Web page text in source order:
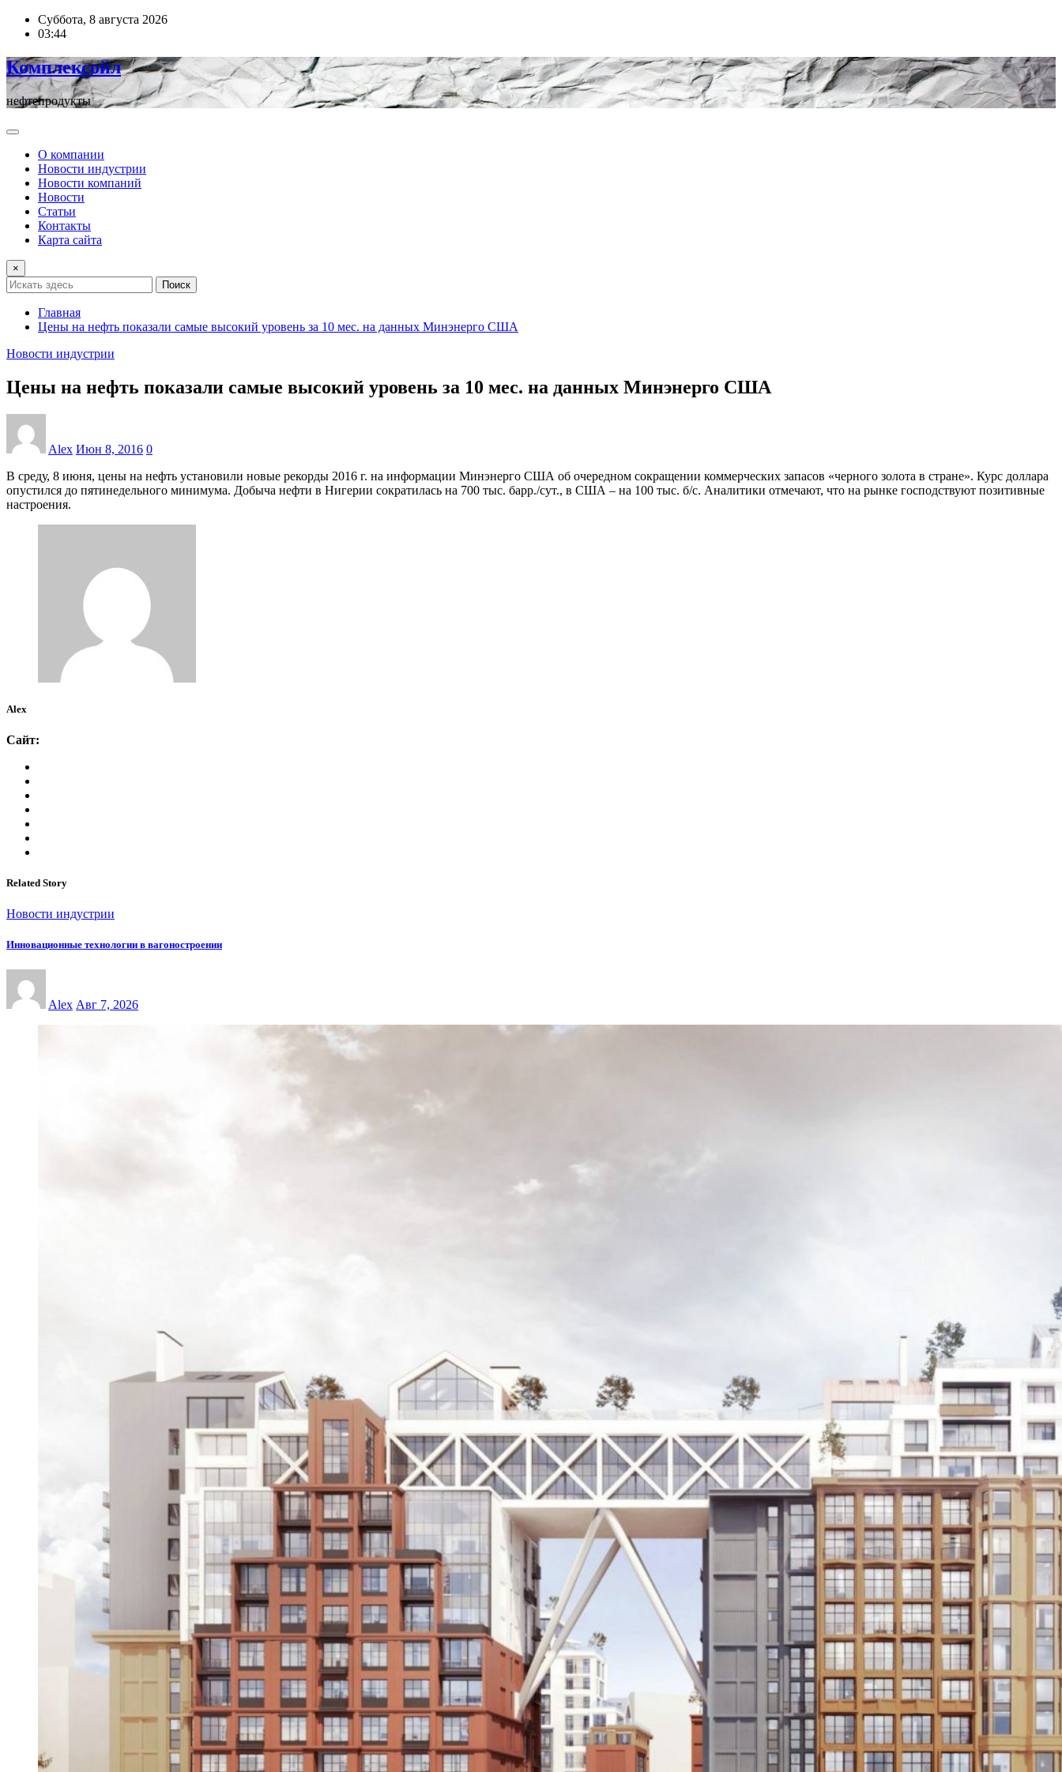
ПерейтиСуббота, 8 августа 2026
03:44
Комплексойл
нефтепродукты
О компании
Новости индустрии
Новости компаний
Новости
Статьи
Контакты
Карта сайта
×
Поиск
Главная
Цены на нефть показали самые высокий уровень за 10 мес. на данных Минэнерго США
Новости индустрии
Цены на нефть показали самые высокий уровень за 10 мес. на данных Минэнерго США
Alex Июн 8, 2016 0
В среду, 8 июня, цены на нефть установили новые рекорды 2016 г. на информации Минэнерго США об очередном сокращении коммерческих запасов «черного золота в стране». Курс доллара
опустился до пятинедельного минимума. Добыча нефти в Нигерии сократилась на 700 тыс. барр./сут., в США – на 100 тыс. б/с. Аналитики отмечают, что на рынке господствуют позитивные
настроения.
Alex
Сайт:
Related Story
Новости индустрии
Инновационные технологии в вагоностроении
Alex Авг 7, 2026